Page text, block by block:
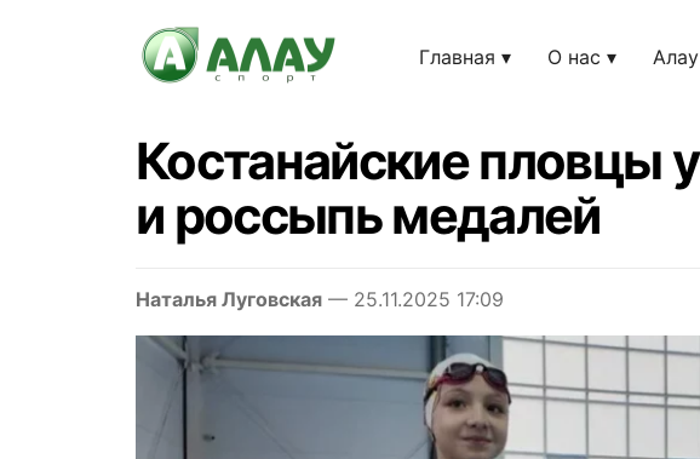
Главная О нас Алау
Костанайские пловцы
и россыпь медалей
Наталья Луговская — 25.11.2025 17:09